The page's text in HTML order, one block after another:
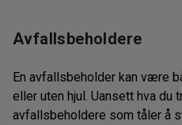
Avfallsbeholdere
En avfallsbeholder kan være
eller uten hjul. Uansett hva du
avfallsbeholdere som tåler å